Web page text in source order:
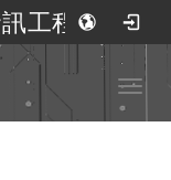
工程系